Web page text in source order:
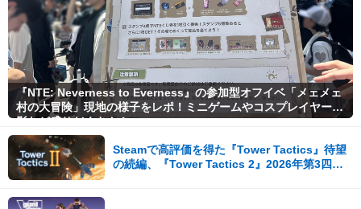
『NTE: Neverness to Everness』の参加型オフイベ「メェメェ
村の大冒険」現地の様子をレポ！ミニゲームやコスプレイヤー撮
影など盛りだくさん！
Steamで高評価を得た『Tower Tactics』待望
の続編、『Tower Tactics 2』2026年第3四半